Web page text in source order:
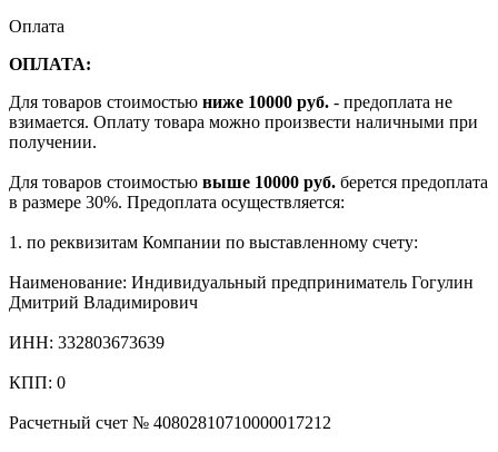
Оплата
ОПЛАТА:
Для товаров стоимостью ниже 10000 руб. - предоплата не
взимается. Оплату товара можно произвести наличными при
получении.
Для товаров стоимостью выше 10000 руб. берется предоплата
в размере 30%. Предоплата осуществляется:
1. по реквизитам Компании по выставленному счету:
Наименование: Индивидуальный предприниматель Гогулин
Дмитрий Владимирович
ИНН: 332803673639
КПП: 0
Расчетный счет № 40802810710000017212